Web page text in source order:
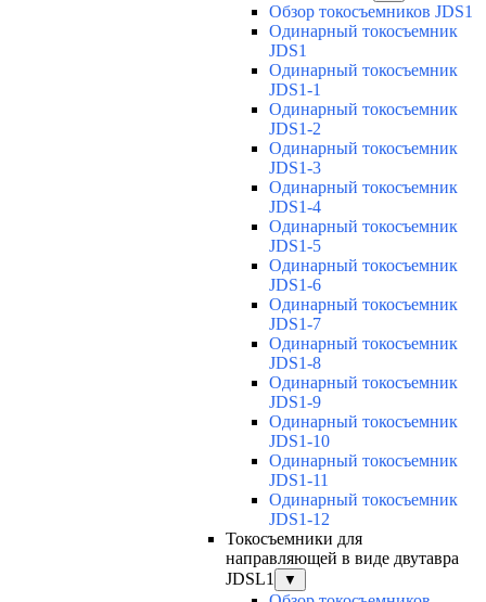
Обзор токосъемников JDS1
Одинарный токосъемник
JDS1
Одинарный токосъемник
JDS1-1
Одинарный токосъемник
JDS1-2
Одинарный токосъемник
JDS1-3
Одинарный токосъемник
JDS1-4
Одинарный токосъемник
JDS1-5
Одинарный токосъемник
JDS1-6
Одинарный токосъемник
JDS1-7
Одинарный токосъемник
JDS1-8
Одинарный токосъемник
JDS1-9
Одинарный токосъемник
JDS1-10
Одинарный токосъемник
JDS1-11
Одинарный токосъемник
JDS1-12
Токосъемники для
направляющей в виде двутавра
JDSL1
▼